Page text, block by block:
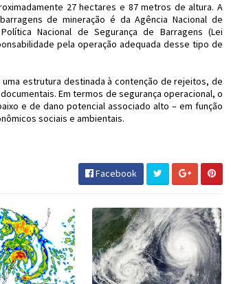
27 hectares e 87 metros de altura. A
de mineração é da Agência Nacional de
Nacional de Segurança de Barragens (Lei
pela operação adequada desse tipo de
uma estrutura destinada à contenção de rejeitos, de
Em termos de segurança operacional, o
e de dano potencial associado alto – em função
sociais e ambientais.
Facebook